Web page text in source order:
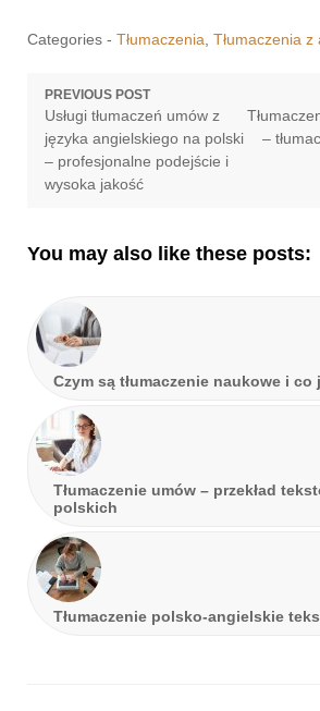
Categories - Tłumaczenia Tłumaczenia
Nawigacja
wpisu
PREVIOUS POST
Previous
post:
Usługi tłumaczeń umów z
języka angielskiego na polski
– profesjonalne podejście i
wysoka jakość
Next
post:
–
You may also like these posts:
Czym są tłumaczenie naukowe i co
Tłumaczenie umów – przekład
polskich
Tłumaczenie polsko-angielskie